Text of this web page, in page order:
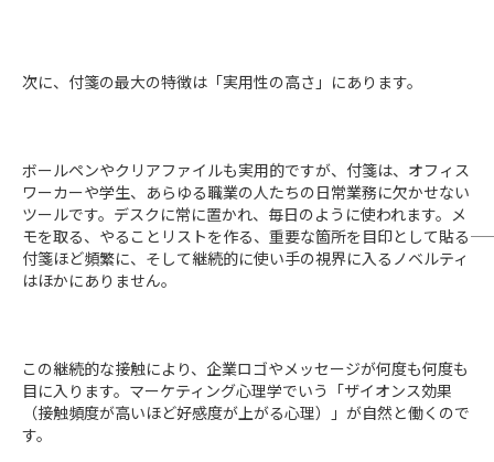
次に、付箋の最大の特徴は「実用性の高さ」にあります。
ボールペンやクリアファイルも実用的ですが、付箋は、オフィス
ワーカーや学生、あらゆる職業の人たちの日常業務に欠かせない
ツールです。デスクに常に置かれ、毎日のように使われます。メ
モを取る、やることリストを作る、重要な箇所を目印として貼る――
付箋ほど頻繁に、そして継続的に使い手の視界に入るノベルティ
はほかにありません。
この継続的な接触により、企業ロゴやメッセージが何度も何度も
目に入ります。マーケティング心理学でいう「ザイオンス効果
（接触頻度が高いほど好感度が上がる心理）」が自然と働くので
す。